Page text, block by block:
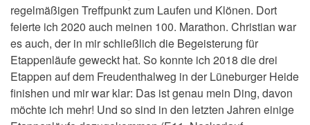
regelmäßigen Treffpunkt zum Laufen und Klönen. Dort
feierte ich 2020 auch meinen 100. Marathon. Christian war
es auch, der in mir schließlich die Begeisterung für
Etappenläufe geweckt hat. So konnte ich 2018 die drei
Etappen auf dem Freudenthalweg in der Lüneburger Heide
finishen und mir war klar: Das ist genau mein Ding, davon
möchte ich mehr! Und so sind in den letzten Jahren einige